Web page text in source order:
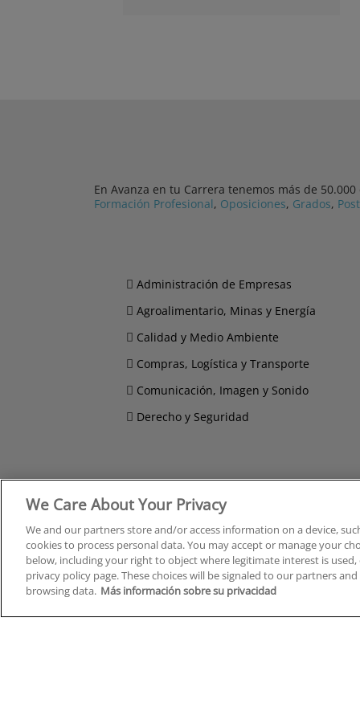
En Avanza en tu Carrera tenemos más de
Formación Profesional, Oposiciones, Grados,
Administración de Empresas
Agroalimentario, Minas y Energía
Calidad y Medio Ambiente
Compras, Logística y Transporte
Comunicación, Imagen y Sonido
Derecho y Seguridad
Cursos en A Coruña
Cursos en Albacete
Cursos en Alicante
Cursos en Almería
Cursos en Araba/Álava
Cursos en Asturias
Cursos en Barcelona
We Care About Your Privacy
We and our partners store and/or access information on a device,
cookies to process personal data. You may accept or manage your
below, including your right to object where legitimate interest is
privacy policy page. These choices will be signaled to our partners
browsing data. Más información sobre su privacidad